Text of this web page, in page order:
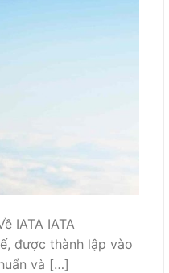
IATA IATA
được thành lập vào
và […]